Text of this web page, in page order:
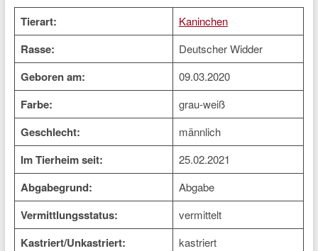
Tierart: Kaninchen
Rasse: Deutscher Widder
Geboren am: 09.03.2020
Farbe: grau-weiß
Geschlecht: männlich
Im Tierheim seit: 25.02.2021
Abgabegrund: Abgabe
Vermittlungsstatus: vermittelt
Kastriert/Unkastriert: kastriert